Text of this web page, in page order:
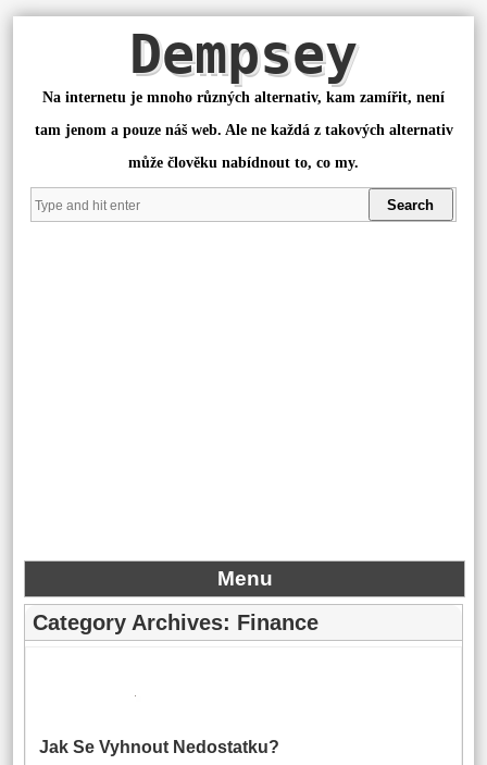
Dempsey
Na internetu je mnoho různých alternativ, kam zamířit, není
tam jenom a pouze náš web. Ale ne každá z takových alternativ
může člověku nabídnout to, co my.
Menu
Category Archives: Finance
Jak Se Vyhnout Nedostatku?